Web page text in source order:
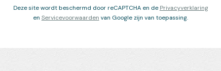
Deze site wordt beschermd door reCAPTCHA en de Privacyverklaring
en Servicevoorwaarden van Google zijn van toepassing.